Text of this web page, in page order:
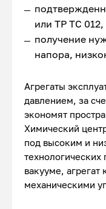
или ТР ТС 012,
получение
напора,
Агрегаты
давлением, за
экономят
Химический
под высоким и
вакууме,
механическими